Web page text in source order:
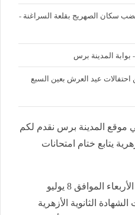
سكان الصهريج بقلعة السراغنة -
المدينة برس
عيد العرش بعين السبع
موقع المدينة برس نقدم لكم
يتابع ختام امتحانات
، اليوم الأربعاء الموافق 8 يوليو
الشهادة الثانوية الأزهرية